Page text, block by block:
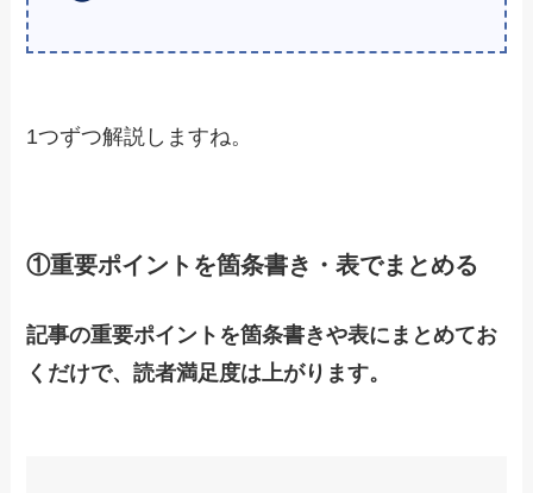
1つずつ解説しますね。
①重要ポイントを箇条書き・表でまとめる
記事の重要ポイントを箇条書きや表にまとめてお
くだけで、読者満足度は上がります。